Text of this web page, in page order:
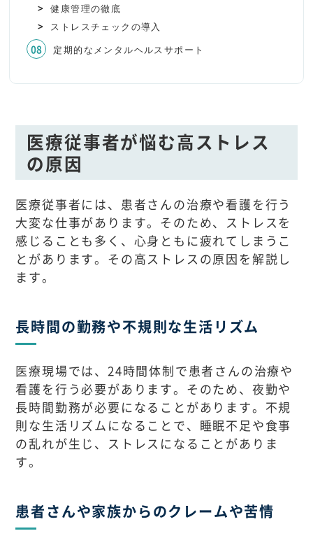
健康管理の徹底
ストレスチェックの導入
定期的なメンタルヘルスサポート
医療従事者が悩む高ストレス
の原因
医療従事者には、患者さんの治療や看護を行う
大変な仕事があります。そのため、ストレスを
感じることも多く、心身ともに疲れてしまうこ
とがあります。その高ストレスの原因を解説し
ます。
長時間の勤務や不規則な生活リズム
医療現場では、24時間体制で患者さんの治療や
看護を行う必要があります。そのため、夜勤や
長時間勤務が必要になることがあります。不規
則な生活リズムになることで、睡眠不足や食事
の乱れが生じ、ストレスになることがありま
す。
患者さんや家族からのクレームや苦情